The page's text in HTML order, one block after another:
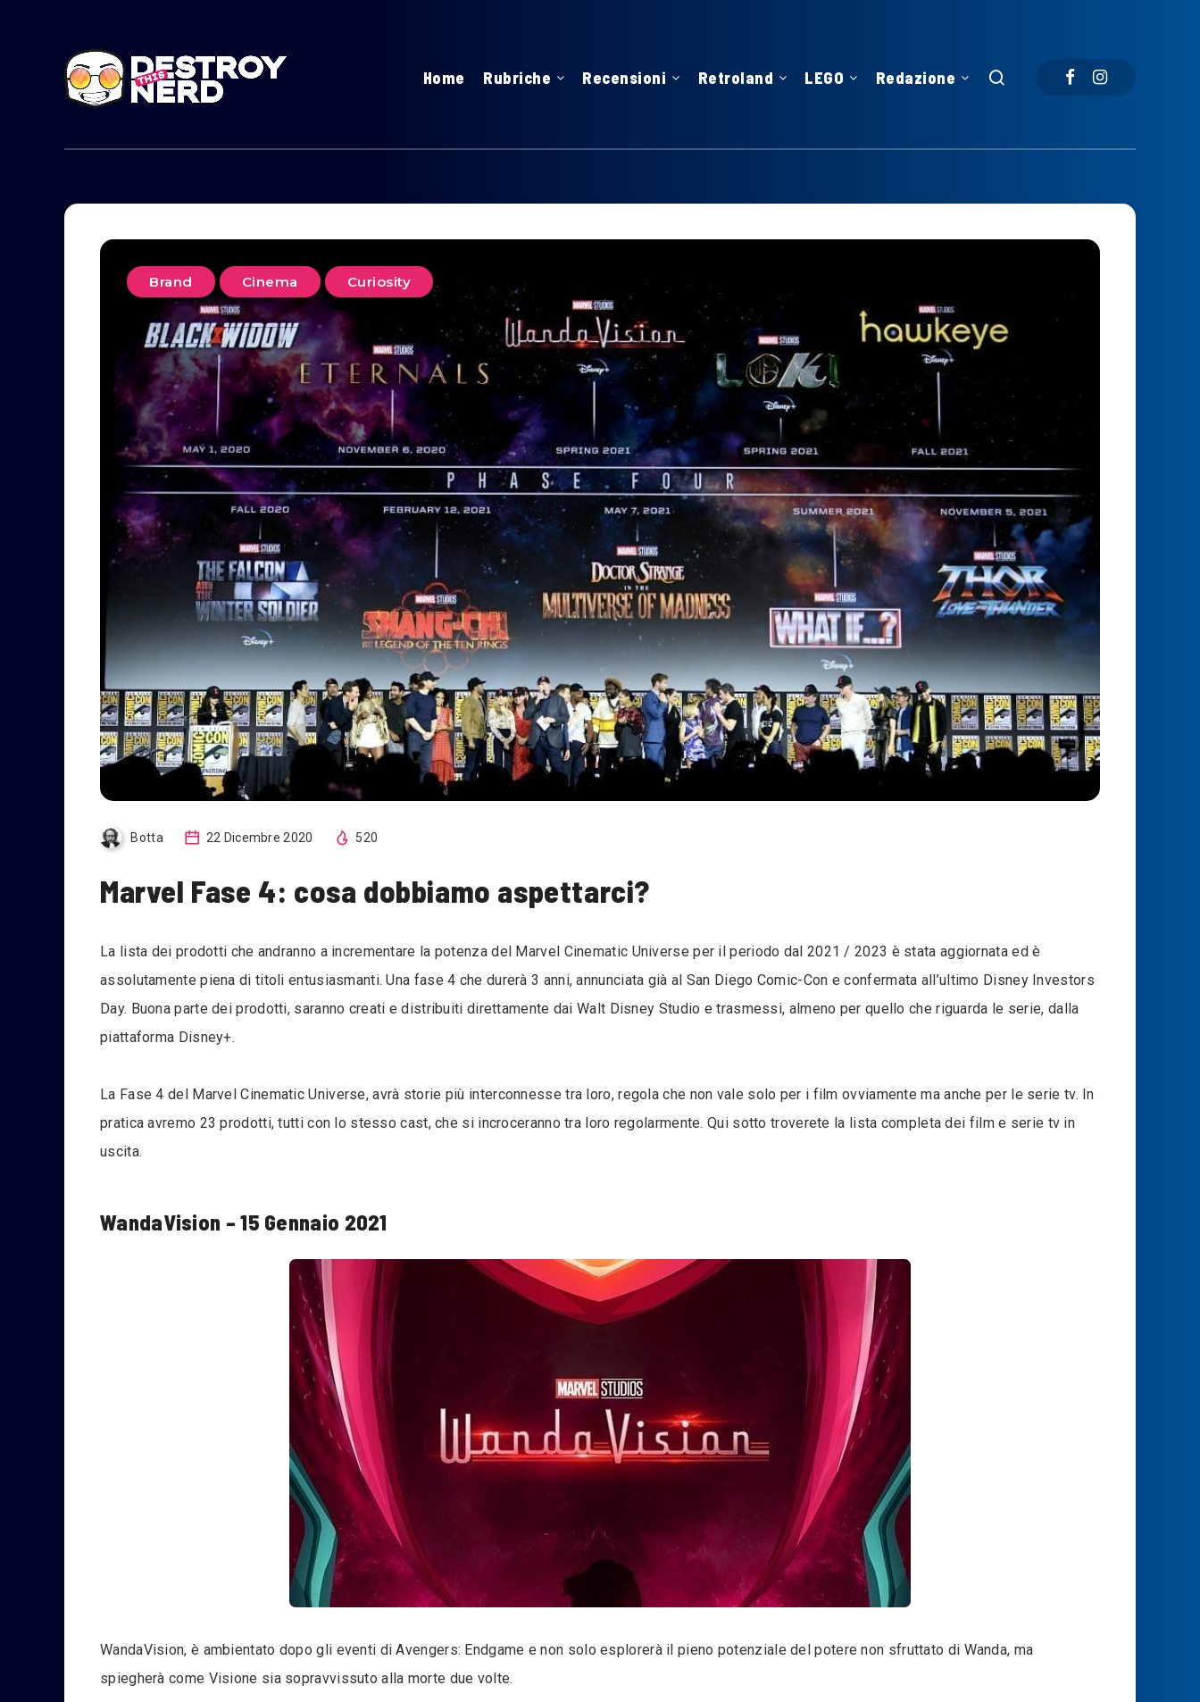
Home Rubriche Recensioni Retroland LEGO Redazione
Brand Cinema Curiosity
Botta 22 Dicembre 2020 520
Marvel Fase 4: cosa dobbiamo aspettarci?
La lista dei prodotti che andranno a incrementare la potenza del Marvel Cinematic Universe per il periodo dal 2021 / 2023 è stata aggiornata ed è
assolutamente piena di titoli entusiasmanti. Una fase 4 che durerà 3 anni, annunciata già al San Diego Comic-Con e confermata all’ultimo Disney Investors
Day. Buona parte dei prodotti, saranno creati e distribuiti direttamente dai Walt Disney Studio e trasmessi, almeno per quello che riguarda le serie, dalla
piattaforma Disney+.
La Fase 4 del Marvel Cinematic Universe, avrà storie più interconnesse tra loro, regola che non vale solo per i film ovviamente ma anche per le serie tv. In
pratica avremo 23 prodotti, tutti con lo stesso cast, che si incroceranno tra loro regolarmente. Qui sotto troverete la lista completa dei film e serie tv in
uscita.
WandaVision – 15 Gennaio 2021
WandaVision, è ambientato dopo gli eventi di Avengers: Endgame e non solo esplorerà il pieno potenziale del potere non sfruttato di Wanda, ma
spiegherà come Visione sia sopravvissuto alla morte due volte.